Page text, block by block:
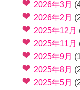
2026年3月
2026年2月
2025年12月
2025年11月
2025年9月
2025年8月
2025年5月